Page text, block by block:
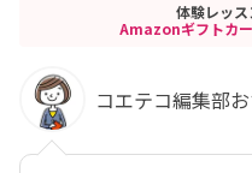
体験レッ
Amazonギフトカ
コエテコ編集部